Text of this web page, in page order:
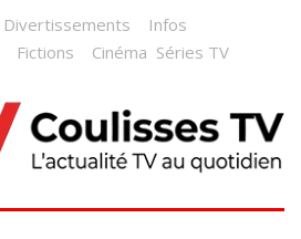
Divertissements
Infos
Fictions Cinéma Séries TV